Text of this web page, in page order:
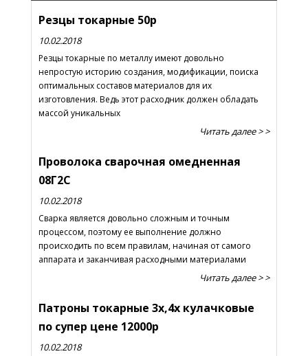
Резцы токарные 50р
10.02.2018
Резцы токарные по металлу имеют довольно
непростую историю создания, модификации, поиска
оптимальных составов материалов для их
изготовления. Ведь этот расходник должен обладать
массой уникальных
Читать далее > >
Проволока сварочная омедненная
08Г2С
10.02.2018
Сварка является довольно сложным и точным
процессом, поэтому ее выполнение должно
происходить по всем правилам, начиная от самого
аппарата и заканчивая расходными материалами
Читать далее > >
Патроны токарные 3х,4х кулачковые
по супер цене 12000р
10.02.2018